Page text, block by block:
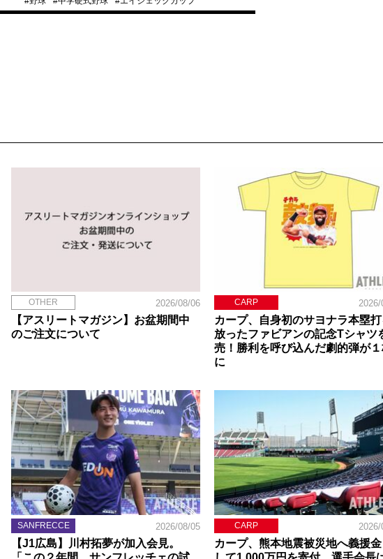
OTHER 2026/08/06
【アスリートマガジン】お盆期間中
のご注文について
CARP 2026/
カープ、自身初のサヨナラ本塁
放ったファビアンの記念Tシャツ
売！勝利を呼び込んだ劇的弾が
に
SANFRECCE 2026/08/05
【J1広島】川村拓夢が加入会見。
CARP 2026/
カープ、熊本地震被災地へ義援